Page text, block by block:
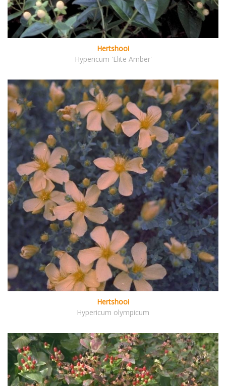
Hertshooi
Hypericum 'Elite Amber'
Hertshooi
Hypericum olympicum